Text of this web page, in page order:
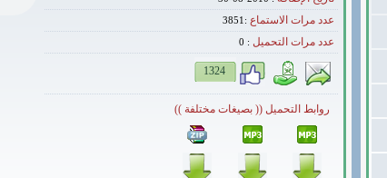
عدد مرات الاستماع :3851
عدد مرات التحميل :
0
1324
روابط التحميل (( بصيغات مختلفة ))